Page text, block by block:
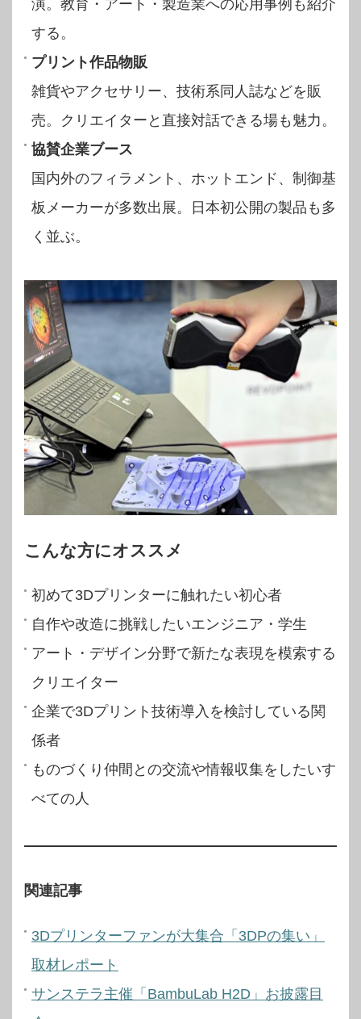
演。教育・アート・製造業への応用事例も紹介
する。
プリント作品物販
雑貨やアクセサリー、技術系同人誌などを販
売。クリエイターと直接対話できる場も魅力。
協賛企業ブース
国内外のフィラメント、ホットエンド、制御基
板メーカーが多数出展。日本初公開の製品も多
く並ぶ。
こんな方にオススメ
初めて3Dプリンターに触れたい初心者
自作や改造に挑戦したいエンジニア・学生
アート・デザイン分野で新たな表現を模索する
クリエイター
企業で3Dプリント技術導入を検討している関
係者
ものづくり仲間との交流や情報収集をしたいす
べての人
関連記事
3Dプリンターファンが大集合「3DPの集い」
取材レポート
サンステラ主催「BambuLab H2D」お披露目